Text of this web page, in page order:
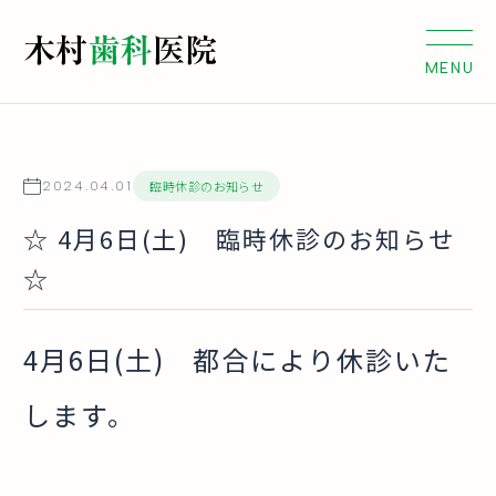
2024.04.01 臨時休診のお知らせ
☆ 4月6日(土) 臨時休診のお知らせ
☆
4月6日(土) 都合により休診いた
します。